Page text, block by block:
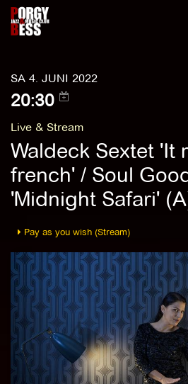
SA 4. JUNI 2022
20:30
Live & Stream
Waldeck Sextet 'It
french' / Soul
'Midnight Safari'
Pay as you wish (Stream)